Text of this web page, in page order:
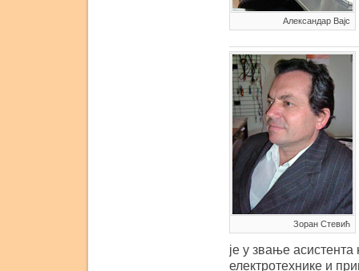
Александар Вајс
Зоран Стевић
је у звање
електротехнике и